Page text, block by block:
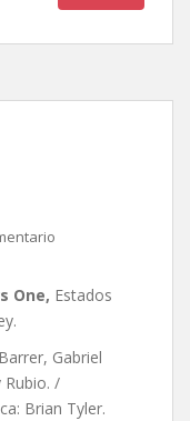
One, Estados
Gabriel
Rubio. /
Brian Tyler.